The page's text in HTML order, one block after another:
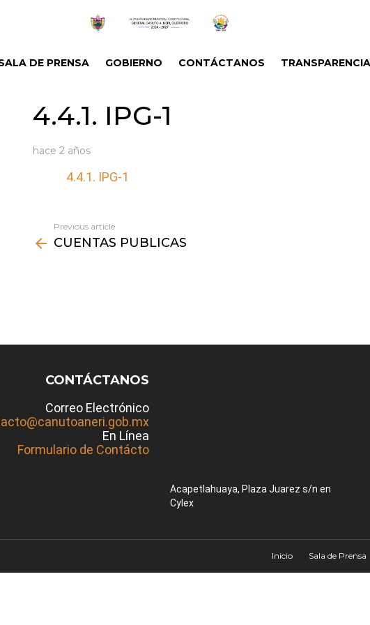
DE PRENSA GOBIERNO CONTÁCTANOS TRANSPARENCIA
4.4.1. IPG-1
hace 2 años
4.4.1. IPG-1
more
Previous article
CUENTAS PUBLICAS
CONTÁCTANOS
Correo Electrónico
En Línea
Formulario de Contácto
Acapetlahuaya, Plaza Juarez s/n en
Cylex
Inicio Sala de Prensa